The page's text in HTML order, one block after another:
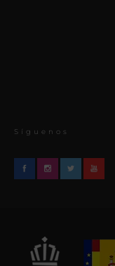
Síguenos